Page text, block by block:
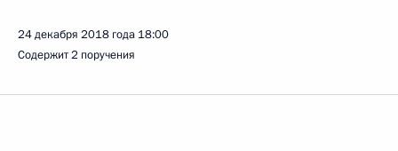
24 декабря 2018 года 18:00
Содержит 2 поручения